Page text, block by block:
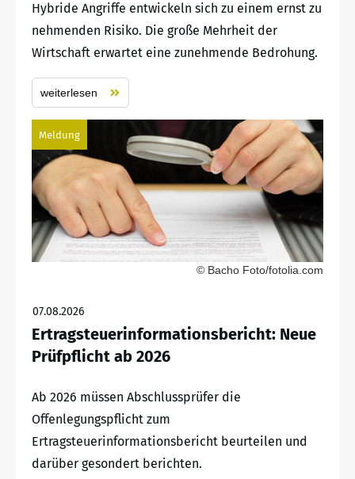
Hybride Angriffe entwickeln sich zu einem ernst zu
nehmenden Risiko. Die große Mehrheit der
Wirtschaft erwartet eine zunehmende Bedrohung.
weiterlesen
Meldung
© Bacho Foto/fotolia.com
07.08.2026
Ertragsteuerinformationsbericht: Neue
Prüfpflicht ab 2026
Ab 2026 müssen Abschlussprüfer die
Offenlegungspflicht zum
Ertragsteuerinformationsbericht beurteilen und
darüber gesondert berichten.